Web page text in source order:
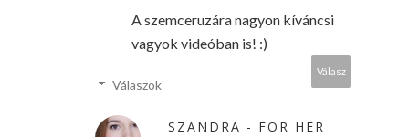
A szemceruzára nagyon kíváncsi
vagyok videóban is! :)
Válasz
Válaszok
SZANDRA - FOR HER